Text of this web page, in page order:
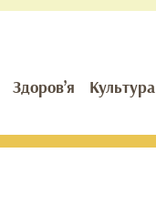
Здоров’я Культура